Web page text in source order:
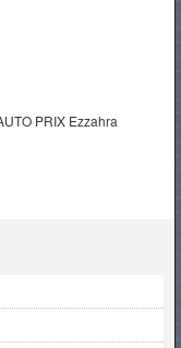
PRIX Ezzahra